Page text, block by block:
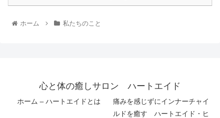
ホーム 私たちのこと
心と体の癒しサロン ハートエイド
ホーム – ハートエイドとは
痛みを感じずにインナーチャイ
ルドを癒す ハートエイド・ヒ